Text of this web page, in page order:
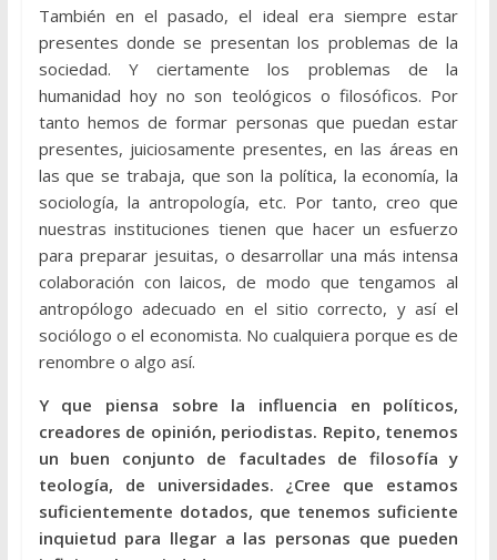
También en el pasado, el ideal era siempre estar
presentes donde se presentan los problemas de la
sociedad. Y ciertamente los problemas de la
humanidad hoy no son teológicos o filosóficos. Por
tanto hemos de formar personas que puedan estar
presentes, juiciosamente presentes, en las áreas en
las que se trabaja, que son la política, la economía, la
sociología, la antropología, etc. Por tanto, creo que
nuestras instituciones tienen que hacer un esfuerzo
para preparar jesuitas, o desarrollar una más intensa
colaboración con laicos, de modo que tengamos al
antropólogo adecuado en el sitio correcto, y así el
sociólogo o el economista. No cualquiera porque es de
renombre o algo así.
Y que piensa sobre la influencia en políticos,
creadores de opinión, periodistas. Repito, tenemos
un buen conjunto de facultades de filosofía y
teología, de universidades. ¿Cree que estamos
suficientemente dotados, que tenemos suficiente
inquietud para llegar a las personas que pueden